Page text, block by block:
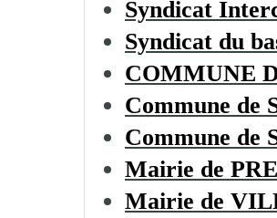
Syndicat
Syndicat du
COMMUNE
Commune de
Commune de
Mairie de
Mairie de